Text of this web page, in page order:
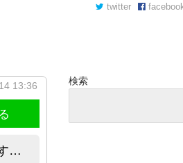
twitter
13:36
…
検索